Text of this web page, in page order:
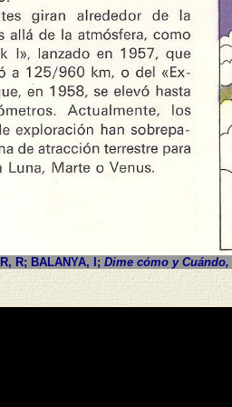
R; BALANYA, I; Dime cómo y Cuándo,